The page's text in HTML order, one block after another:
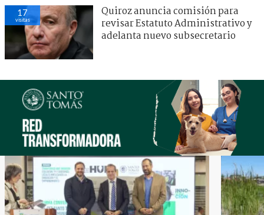
17
visitas
Quiroz anuncia comisión para
revisar Estatuto Administrativo y
adelanta nuevo subsecretario